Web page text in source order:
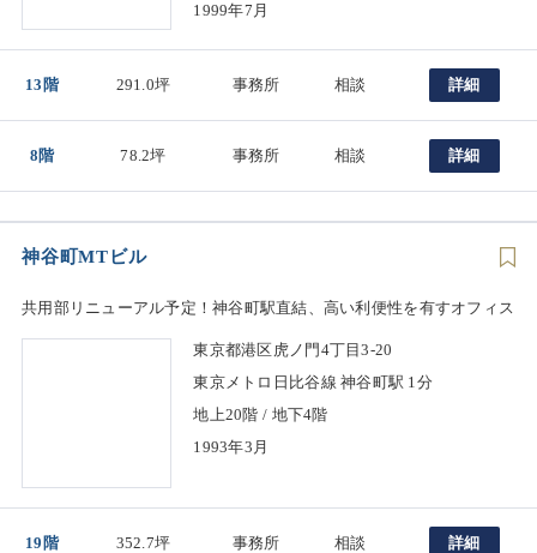
1999年7月
13階 291.0坪 事務所 相談 詳細
8階 78.2坪 事務所 相談 詳細
神谷町MTビル
共用部リニューアル予定！神谷町駅直結、高い利便性を有すオフィス
東京都港区虎ノ門4丁目3-20
東京メトロ日比谷線 神谷町駅 1分
地上20階 / 地下4階
1993年3月
19階 352.7坪 事務所 相談 詳細